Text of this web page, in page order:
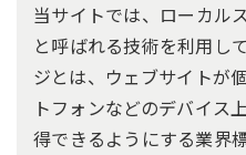
当サイトでは、ローカル
と呼ばれる技術を利用し
ジとは、ウェブサイトが
トフォンなどのデバイス
得できるようにする業界